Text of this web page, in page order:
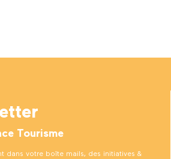
Tourisme
dans votre boîte mails, des initiatives &